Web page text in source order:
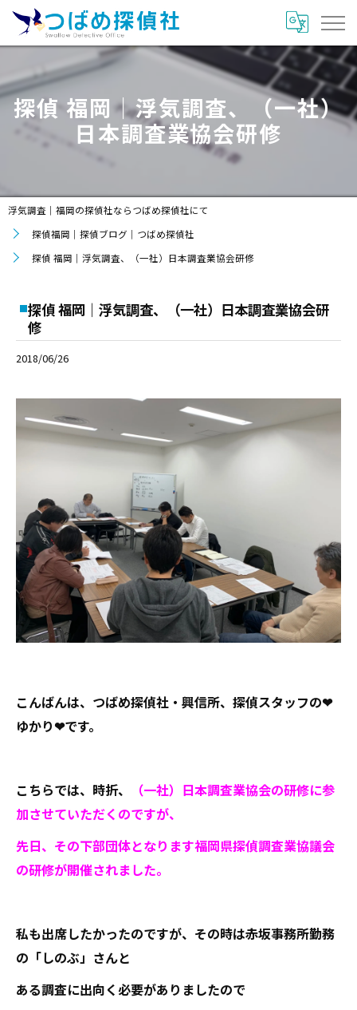
探偵 福岡｜浮気調査、（一社）
日本調査業協会研修
浮気調査｜福岡の探偵社ならつばめ探偵社にて
探偵福岡｜探偵ブログ｜つばめ探偵社
探偵 福岡｜浮気調査、（一社）日本調査業協会研修
探偵 福岡｜浮気調査、（一社）日本調査業協会研
修
2018/06/26
こんばんは、つばめ探偵社・興信所、探偵スタッフの❤
ゆかり❤です。
こちらでは、時折、
（一社）日本調査業協会の研修に参
加させていただくのですが、
先日、その下部団体となります福岡県探偵調査業協議会
の研修が開催されました。
私も出席したかったのですが、その時は赤坂事務所勤務
の「しのぶ」さんと
ある調査に出向く必要がありましたので